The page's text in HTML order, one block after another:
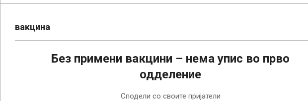
вакцина
Без примени вакцини – нема упис во прво
одделение
Сподели со своите пријатели